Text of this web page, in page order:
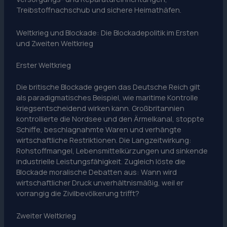
Treibstoffnachschub und sichere Heimathäfen.
Weltkrieg und Blockade: Die Blockadepolitik im Ersten
und Zweiten Weltkrieg
Erster Weltkrieg
Die britische Blockade gegen das Deutsche Reich gilt
als paradigmatisches Beispiel, wie maritime Kontrolle
kriegsentscheidend wirken kann. Großbritannien
kontrollierte die Nordsee und den Ärmelkanal, stoppte
Schiffe, beschlagnahmte Waren und verhängte
wirtschaftliche Restriktionen. Die Langzeitwirkung:
Rohstoffmangel, Lebensmittelkürzungen und sinkende
industrielle Leistungsfähigkeit. Zugleich löste die
Blockade moralische Debatten aus: Wann wird
wirtschaftlicher Druck unverhältnismäßig, weil er
vorrangig die Zivilbevölkerung trifft?
Zweiter Weltkrieg